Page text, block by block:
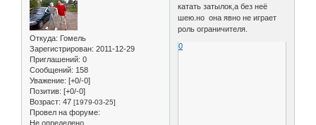
Откуда: Гомель
Зарегистрирован: 2011-12-29
Приглашений: 0
Сообщений: 158
Уважение: [+0/-0]
Позитив: [+0/-0]
Возраст: 47 [1979-03-25]
Провел на форуме:
Не определено
катать затылок,а без неё
шею.но она явно не играет
роль ограничителя.
0